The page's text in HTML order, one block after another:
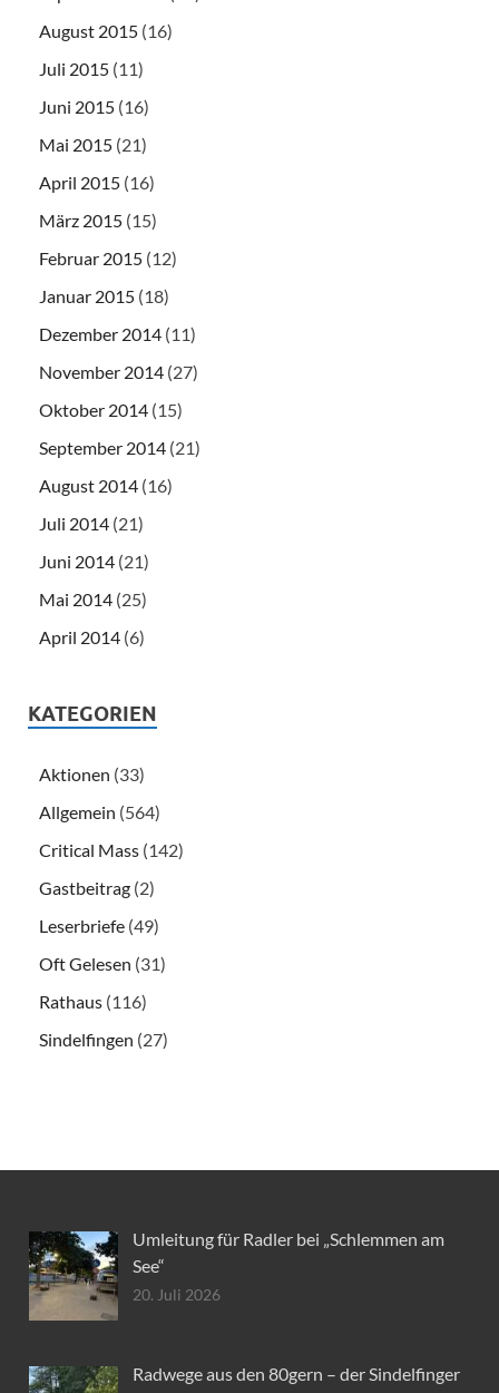
August 2015 (16)
Juli 2015 (11)
Juni 2015 (16)
Mai 2015 (21)
April 2015 (16)
März 2015 (15)
Februar 2015 (12)
Januar 2015 (18)
Dezember 2014 (11)
November 2014 (27)
Oktober 2014 (15)
September 2014 (21)
August 2014 (16)
Juli 2014 (21)
Juni 2014 (21)
Mai 2014 (25)
April 2014 (6)
KATEGORIEN
Aktionen (33)
Allgemein (564)
Critical Mass (142)
Gastbeitrag (2)
Leserbriefe (49)
Oft Gelesen (31)
Rathaus (116)
Sindelfingen (27)
Umleitung für Radler bei „Schlemmen am
See“
20. Juli 2026
Radwege aus den 80gern – der Sindelfinger